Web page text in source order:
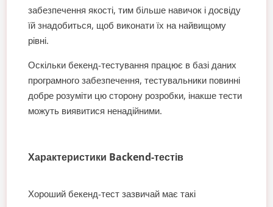
забезпечення якості, тим більше навичок і досвіду
їй знадобиться, щоб виконати їх на найвищому
рівні.
Оскільки бекенд-тестування працює в базі даних
програмного забезпечення, тестувальники повинні
добре розуміти цю сторону розробки, інакше тести
можуть виявитися ненадійними.
Характеристики Backend-тестів
Хороший бекенд-тест зазвичай має такі